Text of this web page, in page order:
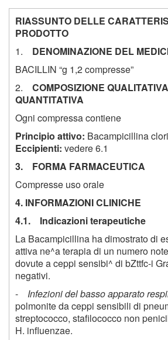
RIASSUNTO DELLE
PRODOTTO
1. DENOMINAZIONE DEL
BACILLIN “g 1,2 compresse”
2. COMPOSIZIONE
QUANTITATIVA
Ogni compressa contiene
Principio attivo: Bacampicillina
Eccipienti: vedere 6.1
3. FORMA FARMACEUTICA
Compresse uso orale
4. INFORMAZIONI CLINICHE
4.1. Indicazioni terapeutiche
La Bacampicillina ha dimostrato di
attiva ne^a terapia di un numero
dovute a ceppi sensibi^ di bZttfc-i
negativi.
- Infezioni del basso apparato
polmonite da ceppi sensibili di
streptococco, stafilococco non
H. influenzae.